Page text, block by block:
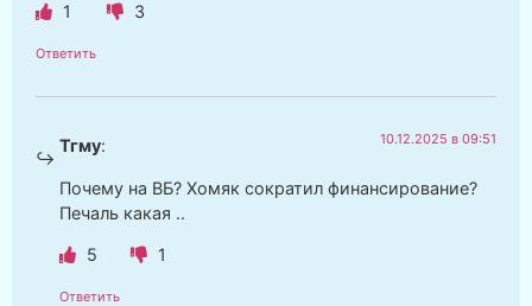
1 3
Ответить
Тгму: 10.12.2025 в 09:51
Почему на ВБ? Хомяк сократил финансирование?
Печаль какая ..
5 1
Ответить